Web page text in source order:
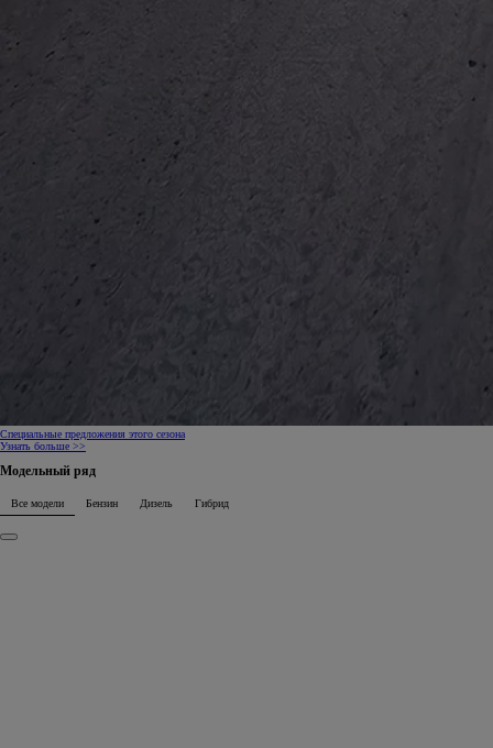
Специальные предложения этого сезона
Узнать больше >>
Модельный ряд
Все модели Бензин Дизель Гибрид